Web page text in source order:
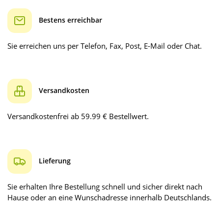
Bestens erreichbar
Sie erreichen uns per Telefon, Fax, Post, E-Mail oder Chat.
Versandkosten
Versandkostenfrei ab 59.99 € Bestellwert.
Lieferung
Sie erhalten Ihre Bestellung schnell und sicher direkt nach
Hause oder an eine Wunschadresse innerhalb Deutschlands.